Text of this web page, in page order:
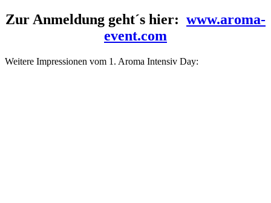
Zur Anmeldung geht´s hier: www.aroma-
event.com
Weitere Impressionen vom 1. Aroma Intensiv Day: